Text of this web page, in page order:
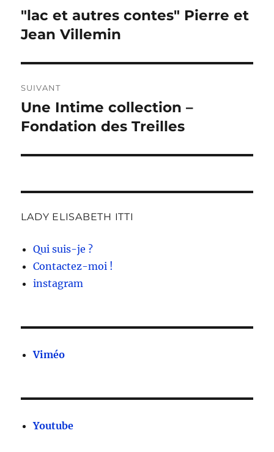
de
l’article
Publication
précédente :
"lac et autres contes" Pierre et
Jean Villemin
SUIVANT
Publication
suivante :
Une Intime collection –
Fondation des Treilles
LADY ELISABETH ITTI
Qui suis-je ?
Contactez-moi !
instagram
Viméo
Youtube